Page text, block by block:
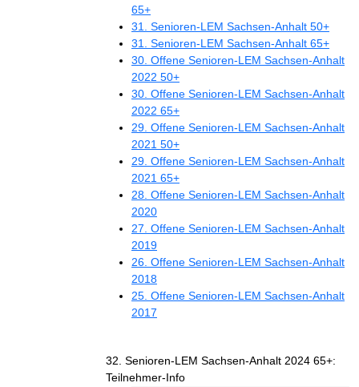
65+
31. Senioren-LEM Sachsen-Anhalt 50+
31. Senioren-LEM Sachsen-Anhalt 65+
30. Offene Senioren-LEM Sachsen-Anhalt
2022 50+
30. Offene Senioren-LEM Sachsen-Anhalt
2022 65+
29. Offene Senioren-LEM Sachsen-Anhalt
2021 50+
29. Offene Senioren-LEM Sachsen-Anhalt
2021 65+
28. Offene Senioren-LEM Sachsen-Anhalt
2020
27. Offene Senioren-LEM Sachsen-Anhalt
2019
26. Offene Senioren-LEM Sachsen-Anhalt
2018
25. Offene Senioren-LEM Sachsen-Anhalt
2017
32. Senioren-LEM Sachsen-Anhalt 2024 65+:
Teilnehmer-Info